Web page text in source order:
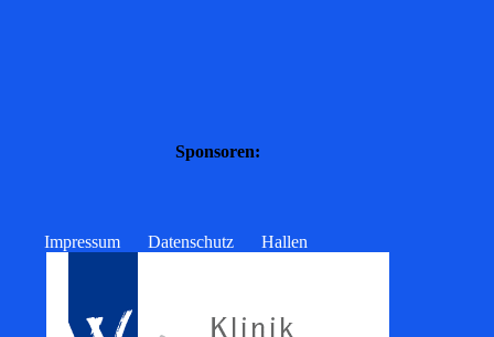
Sponsoren:
Impressum Datenschutz Hallen